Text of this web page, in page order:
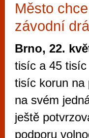
Město
závodní
Brno, 22.
tisíc a 45 tisíc
tisíc korun na
na svém
ještě
podporu
Mimo jiné je
vyzkoušet
metropoli